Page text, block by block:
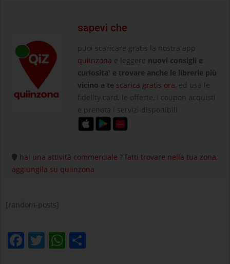
sapevi che
puoi scaricare gratis la nostra app
quiinzona e leggere nuovi consigli e
curiosita' e trovare anche le librerie più
vicino a te scarica gratis ora, ed usa le
fidelity card, le offerte, i coupon acquisti
e prenota i servizi disponibili
hai una attività commerciale ? fatti trovare nella tua zona,
aggiungila su quiinzona
[random-posts]
Facebook
TwitterWhatsApp